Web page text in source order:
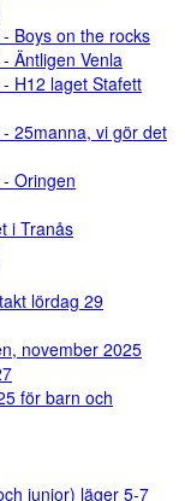
Boys on the rocks
Äntligen Venla
H12 laget Stafett
25manna, vi gör det
Oringen
i Tranås
lördag 29
november 2025
för barn och
junior) läger 5-7